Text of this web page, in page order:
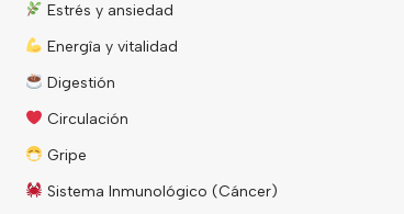
Estrés y ansiedad
Energîa y vitalidad
Digestión
Circulación
Gripe
Sistema Inmunológico (Cáncer)